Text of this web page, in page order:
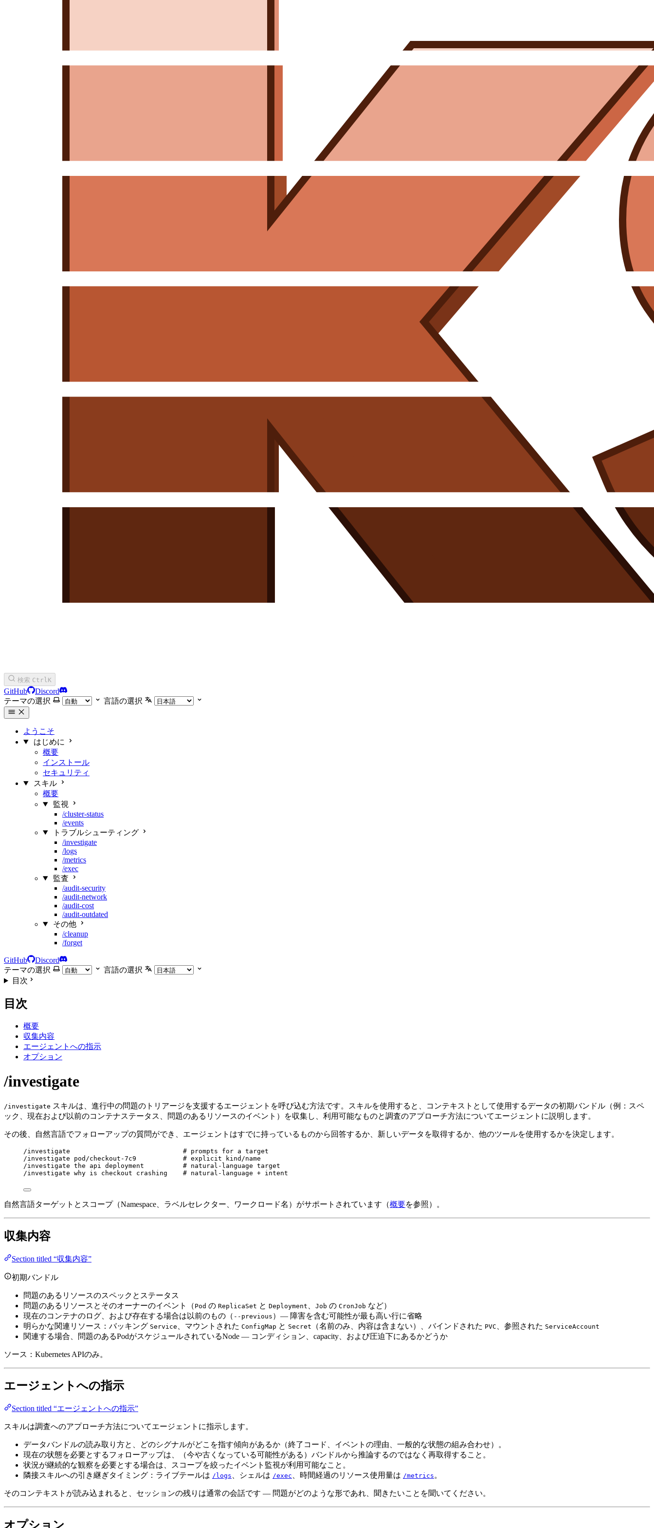
検索 CtrlK
GitHub
Discord
テーマの選択
言語の選択
ようこそ
はじめに
概要
インストール
セキュリティ
スキル
概要
監視
/cluster-status
/events
トラブルシューティング
/investigate
/logs
/metrics
/exec
監査
/audit-security
/audit-network
/audit-cost
/audit-outdated
その他
/cleanup
/forget
GitHub
Discord
テーマの選択
言語の選択
目次
目次
概要
収集内容
エージェントへの指示
オプション
/investigate
/investigate スキルは、進行中の問題のトリアージを支援するエージェントを呼び込む方法です。スキルを使用すると、コンテキストとして使用するデータの初期バンドル（例：スペ
ック、現在および以前のコンテナステータス、問題のあるリソースのイベント）を収集し、利用可能なものと調査のアプローチ方法についてエージェントに説明します。
その後、自然言語でフォローアップの質問ができ、エージェントはすでに持っているものから回答するか、新しいデータを取得するか、他のツールを使用するかを決定します。
/investigate                             # prompts for a target
/investigate pod/checkout-7c9            # explicit kind/name
/investigate the api deployment          # natural-language target
/investigate why is checkout crashing    # natural-language + intent
自然言語ターゲットとスコープ（Namespace、ラベルセレクター、ワークロード名）がサポートされています（概要を参照）。
収集内容
Section titled “収集内容”
初期バンドル
問題のあるリソースのスペックとステータス
問題のあるリソースとそのオーナーのイベント（ Pod の ReplicaSet と Deployment Job の CronJob など）
現在のコンテナのログ、および存在する場合は以前のもの（ --previous ）— 障害を含む可能性が最も高い行に省略
明らかな関連リソース：バッキング Service 、マウントされた ConfigMap と Secret （名前のみ、内容は含まない）、バインドされた PVC 、参照された ServiceAccount
関連する場合、問題のあるPodがスケジュールされているNode — コンディション、capacity、および圧迫下にあるかどうか
ソース：Kubernetes APIのみ。
エージェントへの指示
Section titled “エージェントへの指示”
スキルは調査へのアプローチ方法についてエージェントに指示します。
データバンドルの読み取り方と、どのシグナルがどこを指す傾向があるか（終了コード、イベントの理由、一般的な状態の組み合わせ）。
現在の状態を必要とするフォローアップは、（今や古くなっている可能性がある）バンドルから推論するのではなく再取得すること。
状況が継続的な観察を必要とする場合は、スコープを絞ったイベント監視が利用可能なこと。
隣接スキルへの引き継ぎタイミング：ライブテールは /logs 、シェルは /exec 、時間経過のリソース使用量は /metrics 。
そのコンテキストが読み込まれると、セッションの残りは通常の会話です — 問題がどのような形であれ、聞きたいことを聞いてください。
オプション